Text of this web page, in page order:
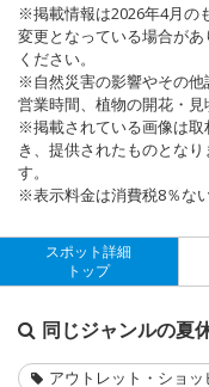
※掲載情報は2026年4月の
変更となっている場合が
ください。
※自然災害の影響やその他
営業時間、植物の開花・見
※掲載されている画像は
き、提供されたものとな
す。
※表示料金は消費税8％な
スポット詳細
トップ
同じジャンルの夏
アウトレット・ショ